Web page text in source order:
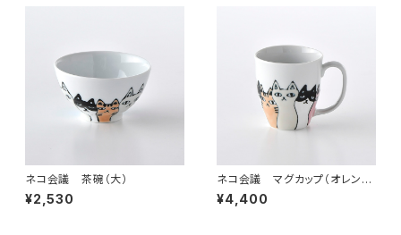
ネコ会議 茶碗（大）
¥2,530
ネコ会議 マグカップ（オレン
ジ）
¥4,400